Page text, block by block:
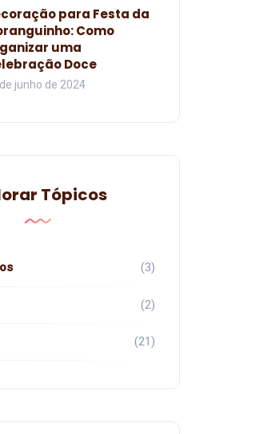
para Festa da
Como
uma
Doce
junho de 2024
Tópicos
(3)
(2)
(21)